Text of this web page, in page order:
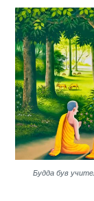
Будда був